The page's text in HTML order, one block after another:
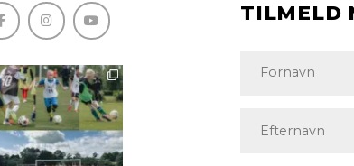
TILMELD